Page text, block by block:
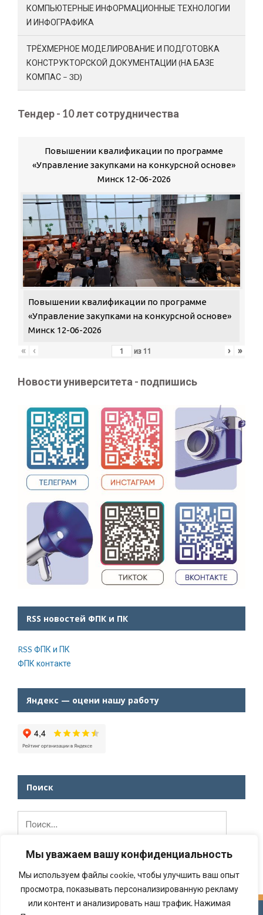
Мы уважаем вашу конфиденциальность
Мы используем файлы cookie, чтобы улучшить ваш опыт
просмотра, показывать персонализированную рекламу
или контент и анализировать наш трафик. Нажимая
КОМПЬЮТЕРНЫЕ ИНФОРМАЦИОННЫЕ ТЕХНОЛОГИИ
И ИНФОГРАФИКА
ТРЁХМЕРНОЕ МОДЕЛИРОВАНИЕ И ПОДГОТОВКА
КОНСТРУКТОРСКОЙ ДОКУМЕНТАЦИИ (НА БАЗЕ
КОМПАС – 3D)
Тендер - 10 лет сотрудничества
Повышении квалификации по программе
«Управление закупками на конкурсной основе»
Минск 12-06-2026
Повышении квалификации по программе
«Управление закупками на конкурсной основе»
Минск 12-06-2026
« ‹ из 11 › »
Новости университета - подпишись
RSS новостей ФПК и ПК
RSS ФПК и ПК
ФПК контакте
Яндекс — оцени нашу работу
Поиск